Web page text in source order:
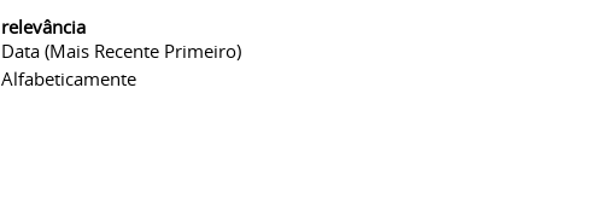
relevância
Data (mais Recente Primeiro)
Alfabeticamente